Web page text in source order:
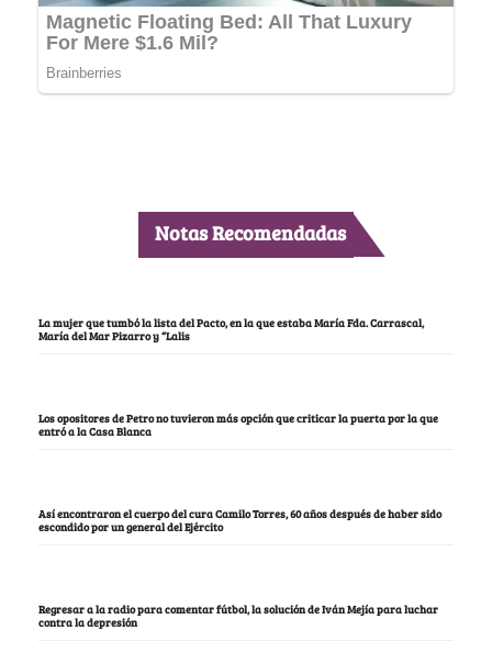
Notas Recomendadas
La mujer que tumbó la lista del Pacto, en la que estaba María Fda. Carrascal,
María del Mar Pizarro y “Lalis
Los opositores de Petro no tuvieron más opción que criticar la puerta por la que
entró a la Casa Blanca
Así encontraron el cuerpo del cura Camilo Torres, 60 años después de haber sido
escondido por un general del Ejército
Regresar a la radio para comentar fútbol, la solución de Iván Mejía para luchar
contra la depresión